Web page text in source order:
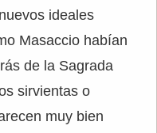
ideales
Masaccio habían
de la Sagrada
sirvientas o
muy bien